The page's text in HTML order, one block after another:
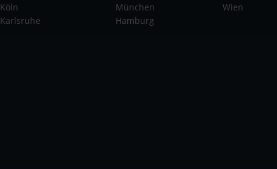
Köln
Karlsruhe
München
Hamburg
Wien